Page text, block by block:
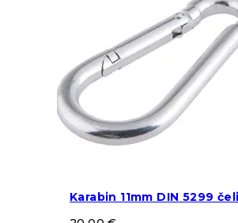
Karabin 11mm DIN 5299